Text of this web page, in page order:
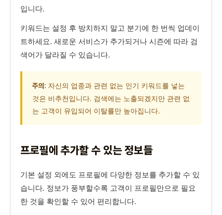
입니다.
키워드는 설정 후 방치하지 말고 분기에 한 번씩 업데이
트하세요. 새로운 서비스가 추가되거나 시즌에 따라 검
색어가 달라질 수 있습니다.
주의: 자신의 업종과 관련 없는 인기 키워드를 넣는
것은 비추천입니다. 검색에는 노출되겠지만 관련 없
는 고객이 유입되어 이탈률만 높아집니다.
프로필에 추가할 수 있는 정보들
기본 설정 외에도 프로필에 다양한 정보를 추가할 수 있
습니다. 정보가 풍부할수록 고객이 프로필만으로 필요
한 것을 확인할 수 있어 편리합니다.